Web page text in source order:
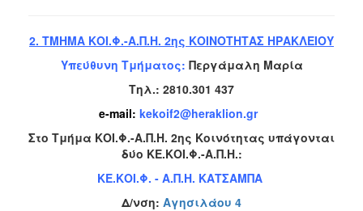
2. ΤΜΗΜΑ ΚΟΙ.Φ.-Α.Π.Η. 2ης ΚΟΙΝΟΤΗΤΑΣ ΗΡΑΚΛΕΙΟΥ
Υπεύθυνη Τμήματος: Περγάμαλη Μαρία
Τηλ.: 2810.301 437
e-mail: kekoif2@heraklion.gr
Στο Τμήμα ΚΟΙ.Φ.-Α.Π.Η. 2ης Κοινότητας υπάγονται
δύο ΚΕ.ΚΟΙ.Φ.-Α.Π.Η.:
ΚΕ.ΚΟΙ.Φ. - Α.Π.Η. ΚΑΤΣΑΜΠΑ
Δ/νση: Αγησιλάου 4